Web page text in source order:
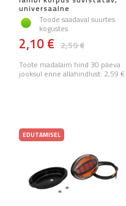
universaalne
Toode saadaval suurtes
kogustes
2,59 €
2,10 €
Toote madalaim hind 30 päeva
jooksul enne allahindlust: 2,59 €
EDUTAMISEL